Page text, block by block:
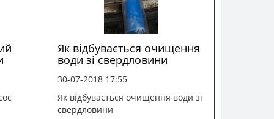
Як відбувається очищення
води зі свердловини
30-07-2018 17:55
Як відбувається очищення води зі
свердловини